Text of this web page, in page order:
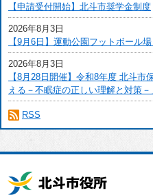
【申請受付開始】北斗市奨学金制度
2026年8月3日
【9月6日】運動公園フットボール
2026年8月3日
【8月28日開催】令和8年度 北斗
える－不眠症の正しい理解と対策－
RSS